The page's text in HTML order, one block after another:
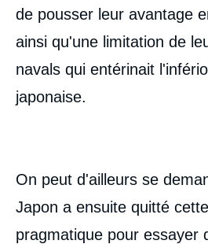
de pousser leur avantage
ainsi qu'une limitation de
navals qui entérinait
japonaise.
On peut d'ailleurs se
Japon a ensuite quitté
pragmatique pour essayer
Jean-Marie BOUISSOU, «
étrangère du Japon depuis